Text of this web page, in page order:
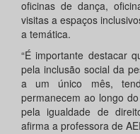
oficinas de dança,
visitas a espaços
a temática.
“É importante destacar
pela inclusão social da
a um único mês,
permanecem ao longo
pela igualdade de
afirma a professora de